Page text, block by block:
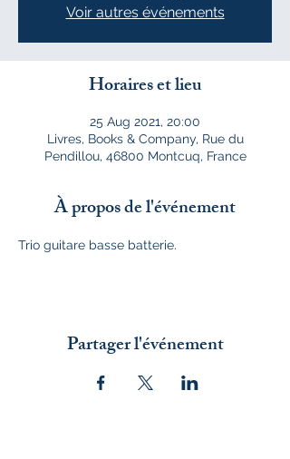
Voir autres événements
Horaires et lieu
25 Aug 2021, 20:00
Livres, Books & Company, Rue du
Pendillou, 46800 Montcuq, France
À propos de l'événement
Trio guitare basse batterie.
Partager l'événement